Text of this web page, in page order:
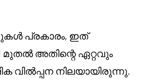
പ്രകാരം, ഇത്
മുതൽ അതിന്റെ ഏറ്റവും
വിൽപ്പന നിലയായിരുന്നു.